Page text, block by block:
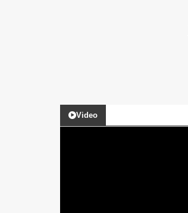
Video